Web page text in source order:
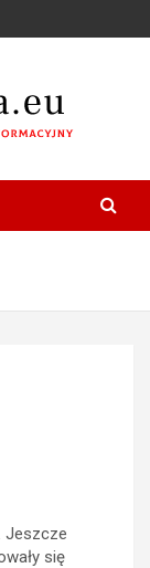
Jeszcze
się